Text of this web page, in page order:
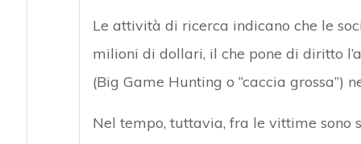
Le attività di ricerca indicano che le
milioni di dollari, il che pone di diritto
(Big Game Hunting o “caccia grossa”)
Nel tempo, tuttavia, fra le vittime sono